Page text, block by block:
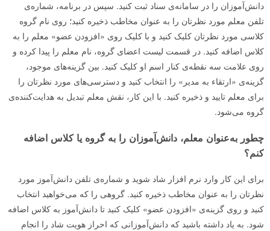
دانش‌آموزان را در سامانه‌ی سناد ثبت کنید. سپس در برنامه، شماره‌ی
تلفن معلم مورد نظرتان را به‌ عنوان مخاطب ذخیره کنید؛ روی نام گروه
کلاسی مورد نظرتان کلیک کنید و با کلیک روی «افزودن عضو» معلم را به
کلاس اضافه کنید. در قسمت لیست اعضای گروه، نام معلم را پیدا کرده و
روی علامت سه‌ نقطه‌ی کنار اسم او کلیک کنید. بین گزینه‌های موجود،
گزینه‌ی «ارتقاء به مدیر» را انتخاب کنید و دسترسی‌های مورد نظرتان را
برای معلم تایید و ذخیره کنید. با این کار، نقش معلم تبدیل به هدایت‌کننده‌ی
گروه می‌شود.
چطور به‌عنوان معلم، دانش‌آموزان را به گروه یا کلاس اضافه
کنم؟
برای این کار وارد نرم افزار شاد شوید و شماره‌ی تلفن دانش‌آموز مورد
نظرتان را به‌ عنوان مخاطب ذخیره کنید. گروهی را که می‌خواهید انتخاب
کنید و روی گزینه‌ی «افزودن عضو» کلیک کنید تا دانش‌آموز به کلاس اضافه
شود. به یاد داشته باشید که دانش‌آموزانی که احراز هویت شاد را انجام